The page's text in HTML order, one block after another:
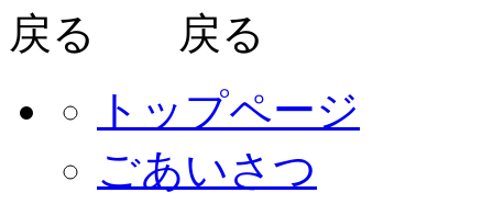
トップページ
ごあいさつ